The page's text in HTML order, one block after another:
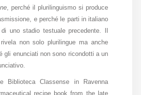
, perché il plurilinguismo si produce
e perché le parti in italiano
uno stadio testuale precedente. Il
non solo plurilingue ma anche
gli enunciati non sono ricondotti a un
Biblioteca Classense in Ravenna
recipe book from the late